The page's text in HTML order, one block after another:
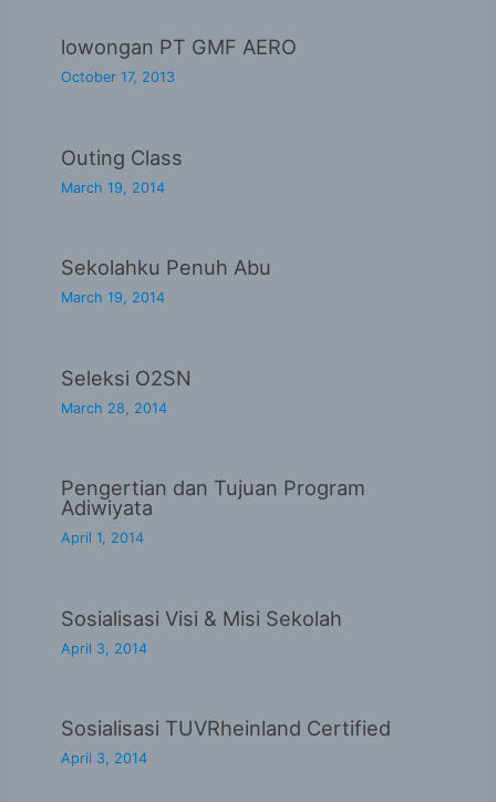
lowongan PT GMF AERO
October 17, 2013
Outing Class
March 19, 2014
Sekolahku Penuh Abu
March 19, 2014
Seleksi O2SN
March 28, 2014
Pengertian dan Tujuan Program
Adiwiyata
April 1, 2014
Sosialisasi Visi & Misi Sekolah
April 3, 2014
Sosialisasi TUVRheinland Certified
April 3, 2014